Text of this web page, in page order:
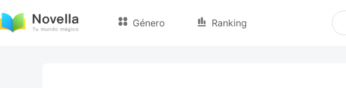
Género Ranking